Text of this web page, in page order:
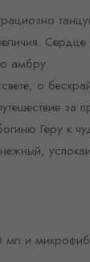
Сердце
амбру.
о
за
Геру к
и